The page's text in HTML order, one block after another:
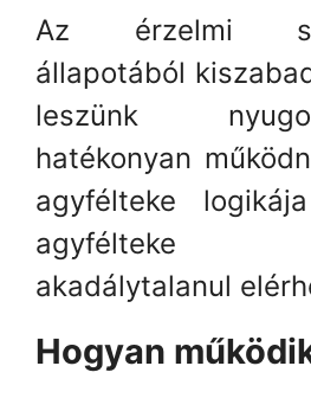
Az érzelmi
állapotából
leszünk
hatékonyan
agyfélteke
agyfélteke
akadálytalanul
Hogyan